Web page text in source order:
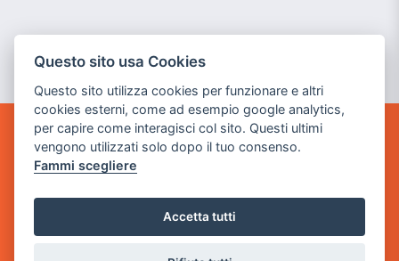
POWER GAME SRL
- 25014 Castenedolo, Brescia
Questo sito usa Cookies
Questo sito utilizza cookies per funzionare e altri
cookies esterni, come ad esempio google analytics,
per capire come interagisci col sito. Questi ultimi
vengono utilizzati solo dopo il tuo consenso.
Fammi scegliere
Accetta tutti